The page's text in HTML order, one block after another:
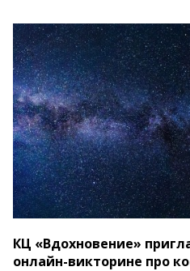
КЦ «Вдохновение»
онлайн-викторине про